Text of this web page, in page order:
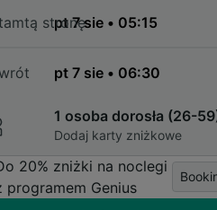
stronę
1 osoba dorosła (26-
Dodaj karty zniżkowe
20% zniżki na noclegi
programem Genius